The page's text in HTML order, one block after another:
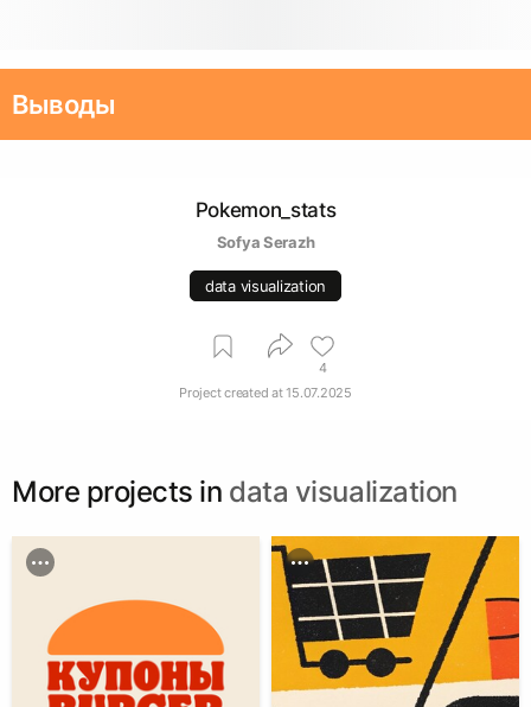
Выводы
Pokemon_stats
Sofya Serazh
data visualization
4
Project created at15.07.2025
More projects in data visualization